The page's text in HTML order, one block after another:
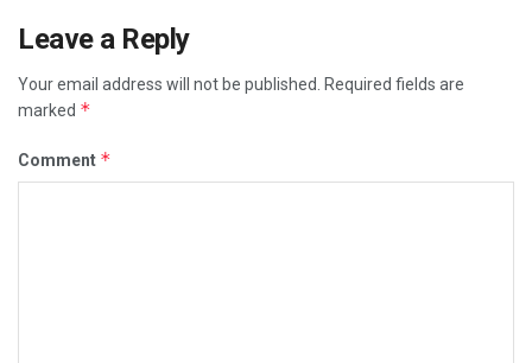
Leave a Reply
Your email address will not be published.
Required fields are
marked *
Comment *